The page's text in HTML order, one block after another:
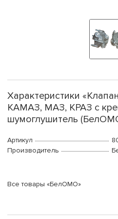
Характеристики
КАМАЗ, МАЗ, КРАЗ с
шумоглушитель
Артикул
Производитель
Все товары «БелОМО»